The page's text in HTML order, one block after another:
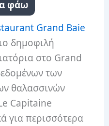
φάω
Grand Baie
δημοφιλή
στο Grand
των
θαλασσινών
Capitaine
για περισσότερα